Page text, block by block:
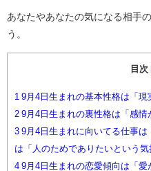
あなたやあなたの気になる相手
う。
目次
1 9月4日生まれの基本性格は「現
2 9月4日生まれの裏性格は「感情
3 9月4日生まれに向いてる仕事
は「人のためでありたいという気
4 9月4日生まれの恋愛傾向は「愛